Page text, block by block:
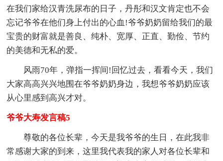
在我们家给汉青洗尿布的日子，丹彤和汉文肯定也不会
忘记爷爷在他们身上付出的心血!爷爷奶奶留给我们的最
宝贵的财富就是善良、纯朴、宽厚、正直、勤俭、节约
的美德和无私的爱。
风雨70年，弹指一挥间!回忆过去，看看今天，我们
大家高高兴兴地围在爷爷奶奶身边，我想爷爷奶奶应该
从心里感到高兴才对。
爷爷大寿发言稿5
尊敬的各位长辈，今天是我爷爷的生日，在此我非
常感谢大家的到来，这里我代表我的家人对各位长辈和